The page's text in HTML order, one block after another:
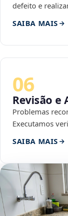
defeito e
SAIBA MAIS
06
Revisão e
Problemas
Executamos
SAIBA MAIS